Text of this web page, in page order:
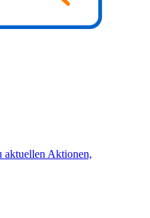
aktuellen Aktionen,